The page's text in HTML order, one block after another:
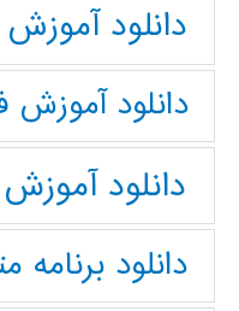
دانلود
دانلود
دانلود
دانلود برنامه